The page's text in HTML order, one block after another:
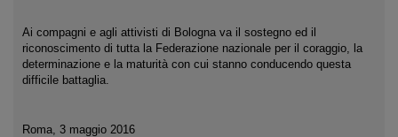
Ai compagni e agli attivisti di Bologna va il sostegno ed il
riconoscimento di tutta la Federazione nazionale per il coraggio, la
determinazione e la maturità con cui stanno conducendo questa
difficile battaglia.
Roma, 3 maggio 2016